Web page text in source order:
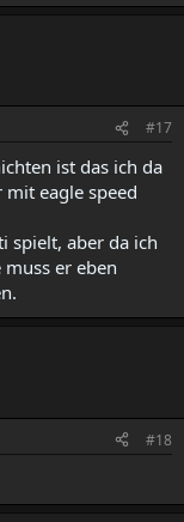
#17
ist das ich da
eagle speed
spielt, aber da ich
er eben
#18